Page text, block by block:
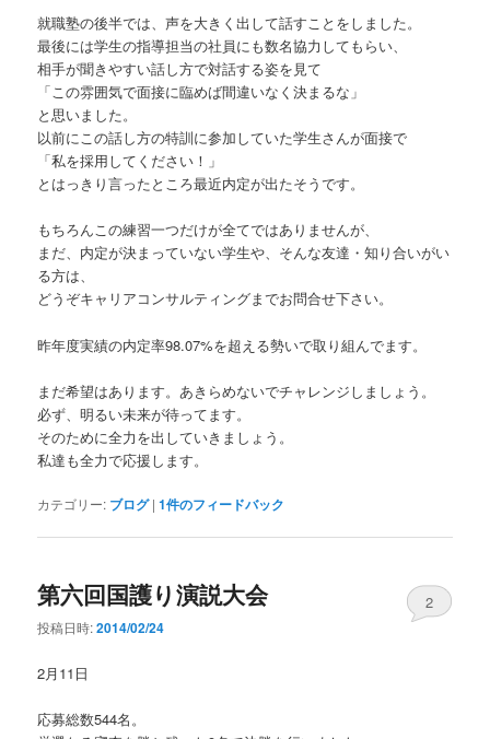
就職塾の後半では、声を大きく出して話すことをしました。
最後には学生の指導担当の社員にも数名協力してもらい、
相手が聞きやすい話し方で対話する姿を見て
「この雰囲気で面接に臨めば間違いなく決まるな」
と思いました。
以前にこの話し方の特訓に参加していた学生さんが面接で
「私を採用してください！」
とはっきり言ったところ最近内定が出たそうです。
もちろんこの練習一つだけが全てではありませんが、
まだ、内定が決まっていない学生や、そんな友達・知り合いがい
る方は、
どうぞキャリアコンサルティングまでお問合せ下さい。
昨年度実績の内定率98.07%を超える勢いで取り組んでます。
まだ希望はあります。あきらめないでチャレンジしましょう。
必ず、明るい未来が待ってます。
そのために全力を出していきましょう。
私達も全力で応援します。
カテゴリー: ブログ |1件のフィードバック
第六回国護り演説大会
投稿日時:2014/02/24
2
2月11日
応募総数544名。